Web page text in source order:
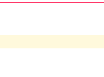
00 ◎報酬例2◎ 出勤時間：20:00-